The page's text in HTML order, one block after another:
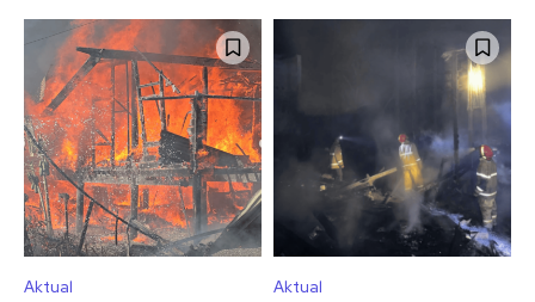
Aktual Aktual